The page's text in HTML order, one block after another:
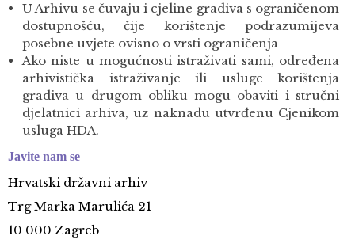
U Arhivu se čuvaju i cjeline gradiva s ograničenom
dostupnošću, čije korištenje podrazumijeva
posebne uvjete ovisno o vrsti ograničenja
Ako niste u mogućnosti istraživati sami, određena
arhivistička istraživanje ili usluge korištenja
gradiva u drugom obliku mogu obaviti i stručni
djelatnici arhiva, uz naknadu utvrđenu Cjenikom
usluga HDA.
Javite nam se
Hrvatski državni arhiv
Trg Marka Marulića 21
10 000 Zagreb